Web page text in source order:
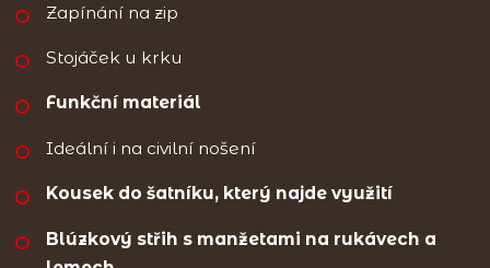
Zapínání na zip
Stojáček u krku
Funkční materiál
Ideální i na civilní nošení
Kousek do šatníku, který najde využití
Blúzkový střih s manžetami na rukávech a